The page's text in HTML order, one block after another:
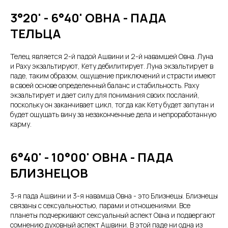
3°20' - 6°40' ОВНА - ПАДА
ТЕЛЬЦА
Телец является 2-й падой Ашвини и 2-й навамшей Овна. Луна
и Раху экзальтируют, Кету дебилитирует. Луна экзальтирует в
паде, таким образом, ощущение приключений и страсти имеют
в своей основе определенный баланс и стабильность. Раху
экзальтирует и дает силу для понимания своих посланий,
поскольку он заканчивает цикл, тогда как Кету будет запутан и
будет ощущать вину за незаконченные дела и непроработанную
карму.
6°40' - 10°00' ОВНА - ПАДА
БЛИЗНЕЦОВ
3-я пада Ашвини и 3-я навамша Овна - это Близнецы. Близнецы
связаны с сексуальностью, парами и отношениями. Все
планеты подчеркивают сексуальный аспект Овна и подвергают
сомнению духовный аспект Ашвини. В этой паде ни одна из